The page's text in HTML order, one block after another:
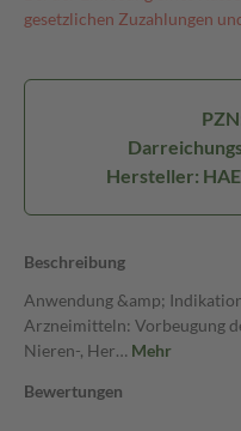
gesetzlichen Zuzahlungen
Hersteller:
Beschreibung
Anwendung &amp;
Arzneimitteln: Vorbeugung
Nieren-, Her… Mehr
Bewertungen